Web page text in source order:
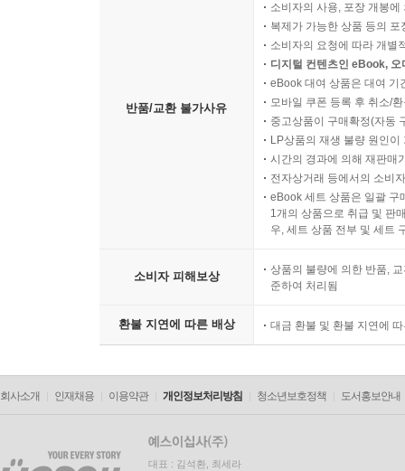
반품/교환 불가사유
소비자의 사용, 포장 개봉
복제가 가능한 상품 등의
소비자의 요청에 따라 개별
디지털 컨텐츠인 eBook,
eBook 대여 상품은 대여 기
모바일 쿠폰 등록 후 취소/
중고상품이 구매확정(자동
LP상품의 재생 불량 원인
시간의 경과에 의해 재판매
전자상거래 등에서의 소비
eBook 세트 상품은 일괄 구
1개의 상품으로 취급 및 판
우, 세트 상품 전부 및 세트
소비자 피해보상
상품의 불량에 의한 반품,
준하여 처리됨
환불 지연에 따른 배상 대금 환불 및 환불 지연에
회사소개 인재채용 이용약관 개인정보처리방침 청소년보호정책 도서홍보안내
대표 : 김석환, 최세라